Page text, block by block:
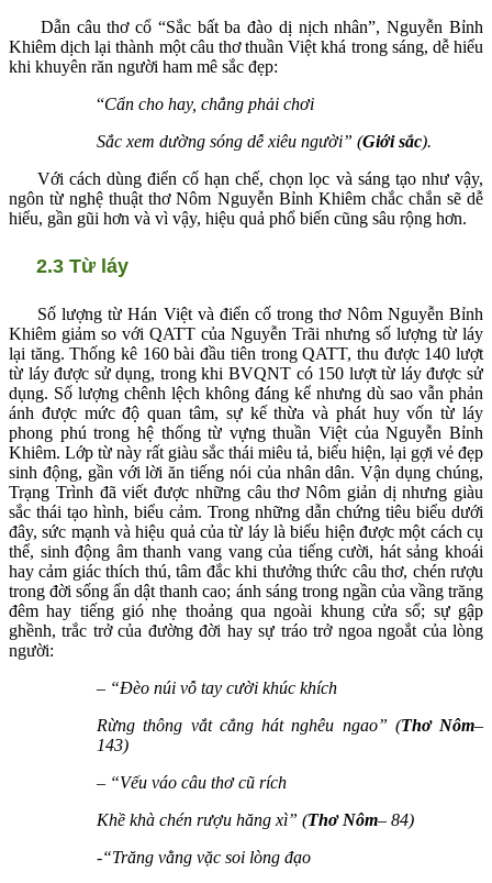
Dẫn câu thơ cổ “Sắc bất ba đào dị nịch nhân”, Nguyễn Bỉnh
Khiêm dịch lại thành một câu thơ thuần Việt khá trong sáng, dễ hiểu
khi khuyên răn người ham mê sắc đẹp:
“Cẩn cho hay, chẳng phải chơi
Sắc xem dường sóng dễ xiêu người” (Giới sắc).
Với cách dùng điển cố hạn chế, chọn lọc và sáng tạo như vậy,
ngôn từ nghệ thuật thơ Nôm Nguyễn Bỉnh Khiêm chắc chắn sẽ dễ
hiểu, gần gũi hơn và vì vậy, hiệu quả phổ biến cũng sâu rộng hơn.
2.3 Từ láy
Số lượng từ Hán Việt và điển cố trong thơ Nôm Nguyễn Bỉnh
Khiêm giảm so với QATT của Nguyễn Trãi nhưng số lượng từ láy
lại tăng. Thống kê 160 bài đầu tiên trong QATT, thu được 140 lượt
từ láy được sử dụng, trong khi BVQNT có 150 lượt từ láy được sử
dụng. Số lượng chênh lệch không đáng kể nhưng dù sao vẫn phản
ánh được mức độ quan tâm, sự kế thừa và phát huy vốn từ láy
phong phú trong hệ thống từ vựng thuần Việt của Nguyễn Bỉnh
Khiêm. Lớp từ này rất giàu sắc thái miêu tả, biểu hiện, lại gợi vẻ đẹp
sinh động, gần với lời ăn tiếng nói của nhân dân. Vận dụng chúng,
Trạng Trình đã viết được những câu thơ Nôm giản dị nhưng giàu
sắc thái tạo hình, biểu cảm. Trong những dẫn chứng tiêu biểu dưới
đây, sức mạnh và hiệu quả của từ láy là biểu hiện được một cách cụ
thể, sinh động âm thanh vang vang của tiếng cười, hát sảng khoái
hay cảm giác thích thú, tâm đắc khi thưởng thức câu thơ, chén rượu
trong đời sống ẩn dật thanh cao; ánh sáng trong ngần của vầng trăng
đêm hay tiếng gió nhẹ thoảng qua ngoài khung cửa sổ; sự gập
ghềnh, trắc trở của đường đời hay sự tráo trở ngoa ngoắt của lòng
người:
– “Đèo núi vỗ tay cười khúc khích
Rừng thông vắt cẳng hát nghêu ngao” (Thơ Nôm–
143)
– “Vếu váo câu thơ cũ rích
Khề khà chén rượu hăng xì” (Thơ Nôm– 84)
-“Trăng vằng vặc soi lòng đạo